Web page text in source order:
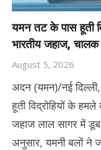
यमन तट के पास हूती
भारतीय जहाज,
August 5, 2026
अदन (यमन)/नई
हूती विद्रोहियों के
जहाज लाल सागर में डूब
अनुसार, यमनी बलों